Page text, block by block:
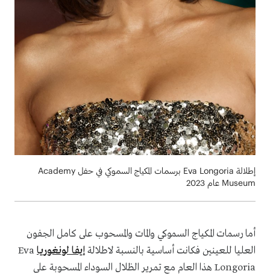
إطلالة Eva Longoria برسمات المكياج السموكي في حفل Academy
Museum عام 2023
أما رسمات المكياج السموكي والمات والمسحوب على كامل الجفون
العليا للعينين فكانت أساسية بالنسبة لاطلالةإيفا لونغورياEva
Longoria هذا العام مع تمرير الظلال السوداء المسحوبة على